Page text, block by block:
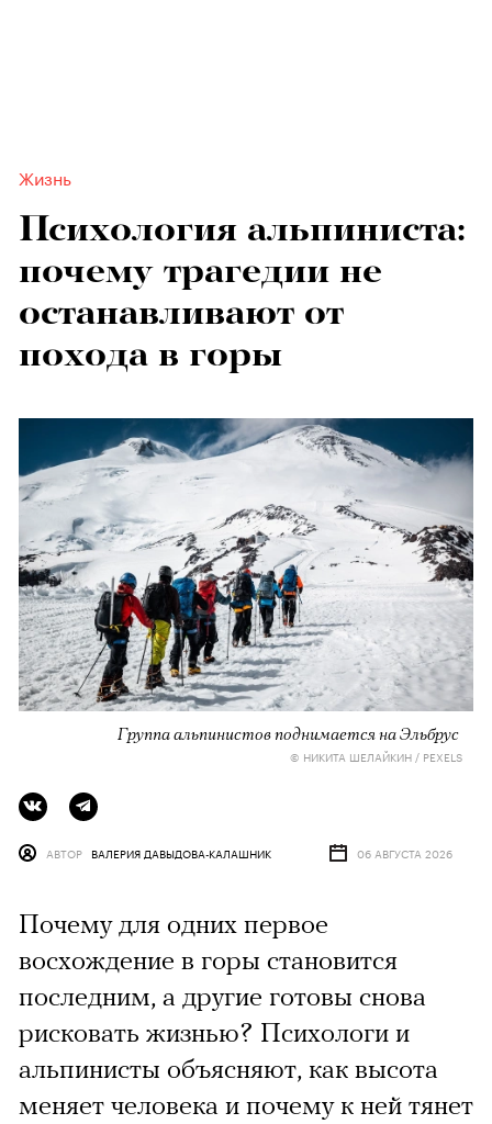
Жизнь
Психология альпиниста:
почему трагедии не
останавливают от
похода в горы
Группа альпинистов поднимается на Эльбрус
© НИКИТА ШЕЛАЙКИН / PEXELS
АВТОР ВАЛЕРИЯ ДАВЫДОВА-КАЛАШНИК 06 АВГУСТА 2026
Почему для одних первое
восхождение в горы становится
последним, а другие готовы снова
рисковать жизнью? Психологи и
альпинисты объясняют, как высота
меняет человека и почему к ней тянет